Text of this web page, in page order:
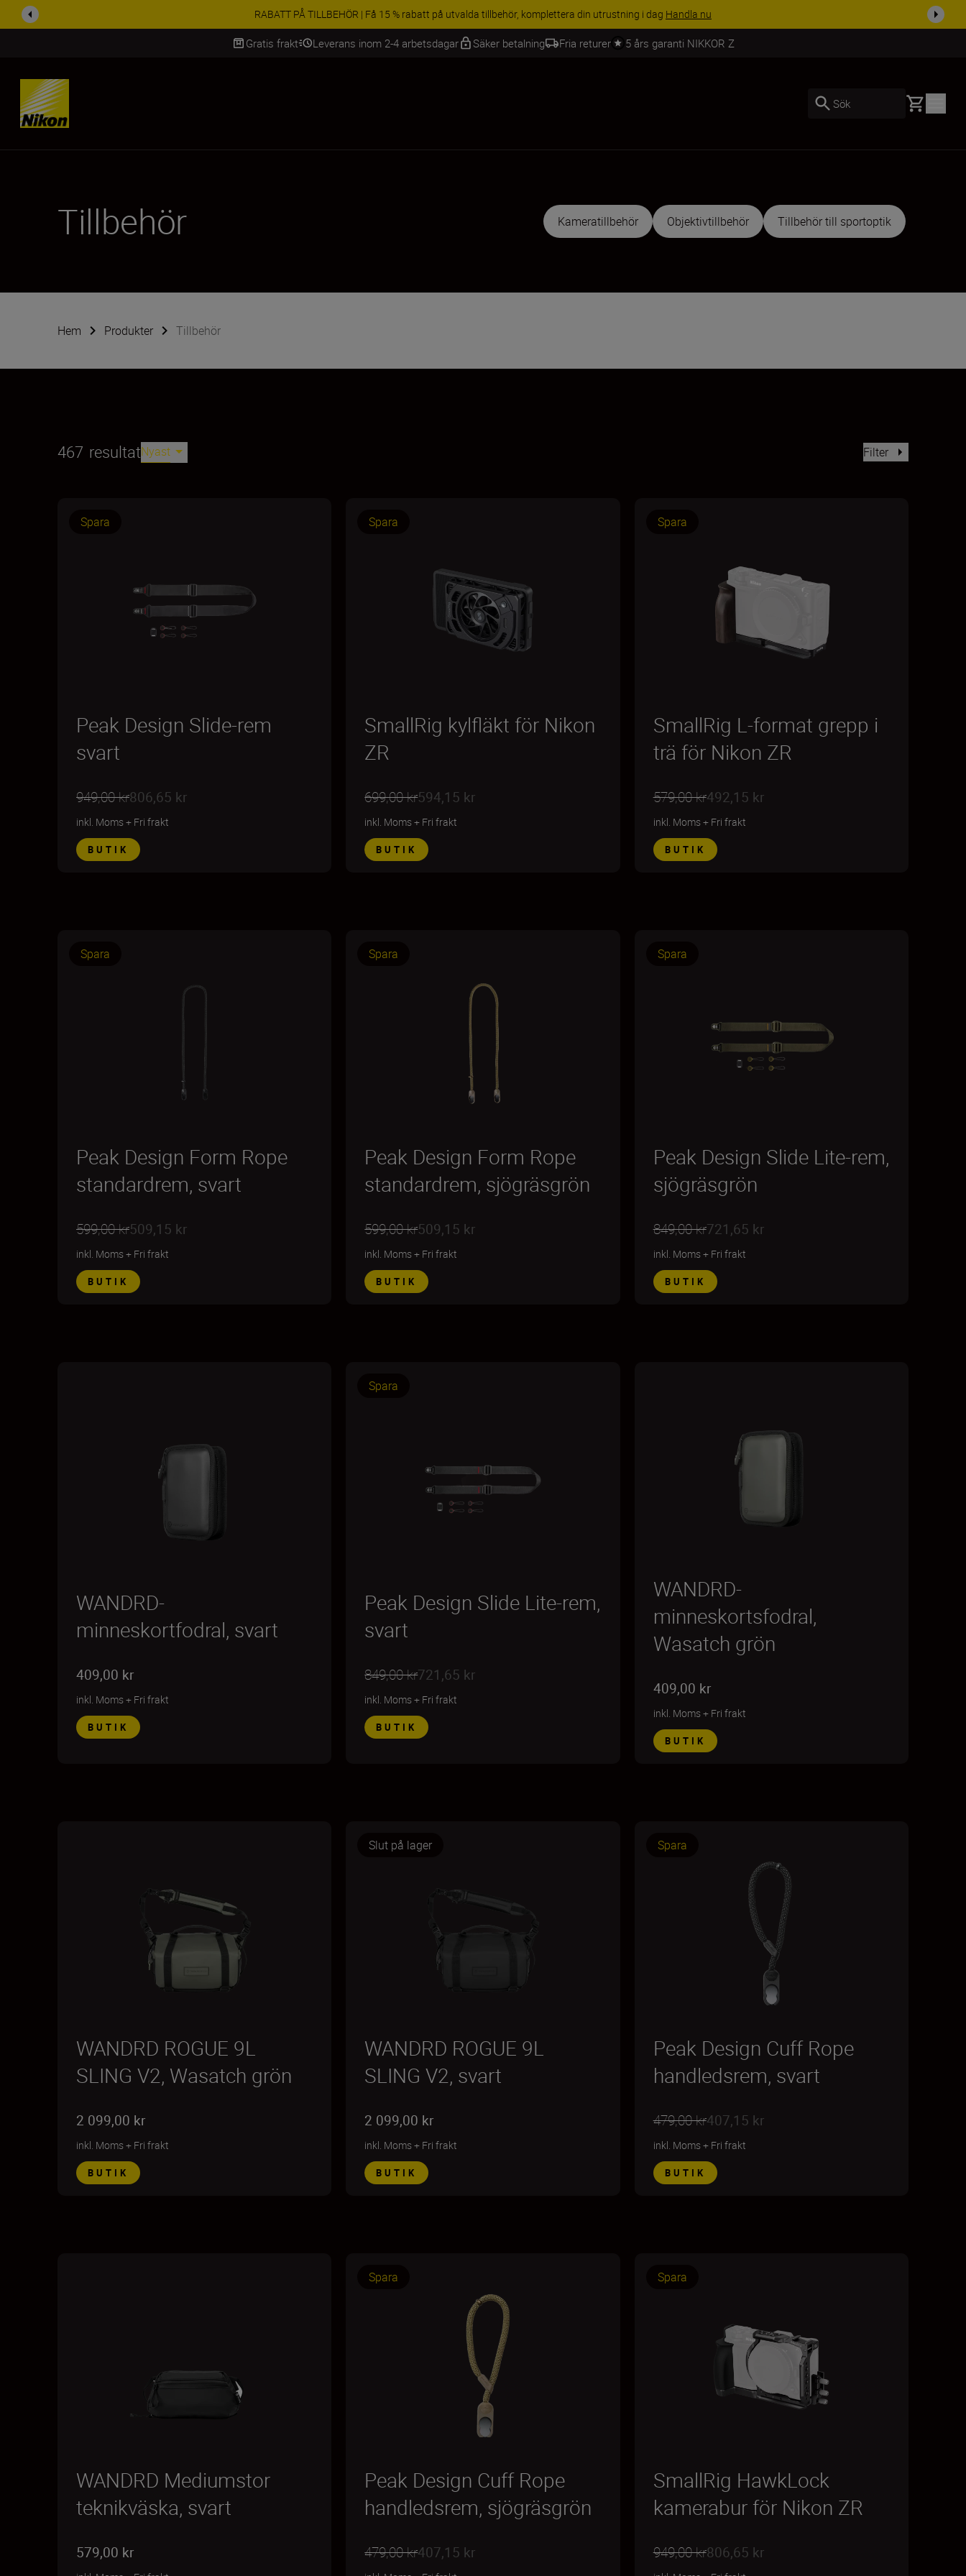
RABATT PÅ TILLBEHÖR | Få 15 % rabatt på utvalda tillbehör, komplettera din utrustning i dag Handla nu
Gratis frakt Leverans inom 2-4 arbetsdagar Säker betalning Fria returer 5 års garanti NIKKOR Z
SKIP
Sök Basket
Tillbehör Kameratillbehör Objektivtillbehör Tillbehör till sportoptik
Hem Produkter Tillbehör
467 resultatNyast Filter
Spara
Peak Design Slide-rem
svart
949,00 kr806,65 kr
inkl. Moms+ Fri frakt
BUTIK
Spara
SmallRig kylfläkt för Nikon
ZR
699,00 kr594,15 kr
inkl. Moms+ Fri frakt
BUTIK
Spara
SmallRig L-format grepp i
trä för Nikon ZR
579,00 kr492,15 kr
inkl. Moms+ Fri frakt
BUTIK
Spara
Peak Design Form Rope
standardrem, svart
599,00 kr509,15 kr
inkl. Moms+ Fri frakt
BUTIK
Spara
Peak Design Form Rope
standardrem, sjögräsgrön
599,00 kr509,15 kr
inkl. Moms+ Fri frakt
BUTIK
Spara
Peak Design Slide Lite-rem,
sjögräsgrön
849,00 kr721,65 kr
inkl. Moms+ Fri frakt
BUTIK
WANDRD-
minneskortfodral, svart
409,00 kr
inkl. Moms+ Fri frakt
BUTIK
Spara
Peak Design Slide Lite-rem,
svart
849,00 kr721,65 kr
inkl. Moms+ Fri frakt
BUTIK
WANDRD-
minneskortsfodral,
Wasatch grön
409,00 kr
inkl. Moms+ Fri frakt
BUTIK
WANDRD ROGUE 9L
SLING V2, Wasatch grön
2 099,00 kr
inkl. Moms+ Fri frakt
BUTIK
Slut på lager
WANDRD ROGUE 9L
SLING V2, svart
2 099,00 kr
inkl. Moms+ Fri frakt
BUTIK
Spara
Peak Design Cuff Rope
handledsrem, svart
479,00 kr407,15 kr
inkl. Moms+ Fri frakt
BUTIK
WANDRD Mediumstor
teknikväska, svart
579,00 kr
Spara
Peak Design Cuff Rope
handledsrem, sjögräsgrön
479,00 kr407,15 kr
Spara
SmallRig HawkLock
kamerabur för Nikon ZR
949,00 kr806,65 kr